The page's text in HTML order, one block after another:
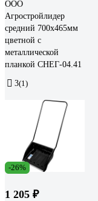
ООО
Агростройлидер
средний 700x465мм
цветной с
металлической
планкой СНЕГ-04.41
3(1)
-26%
1 205 ₽